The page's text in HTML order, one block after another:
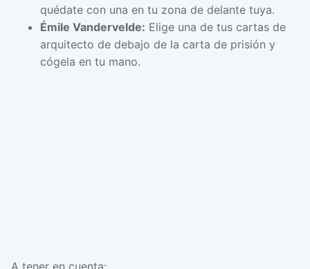
quédate con una en tu zona de delante tuya.
Émile Vandervelde: Elige una de tus cartas de
arquitecto de debajo de la carta de prisión y
cógela en tu mano.